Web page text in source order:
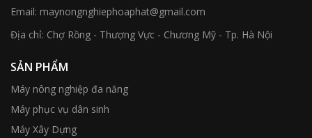
Email: maynongnghiephoaphat@gmail.com
Địa chỉ: Chợ Rồng - Thượng Vực - Chương Mỹ - Tp. Hà Nội
SẢN PHẨM
Máy nông nghiệp đa năng
Máy phục vụ dân sinh
Máy Xây Dựng